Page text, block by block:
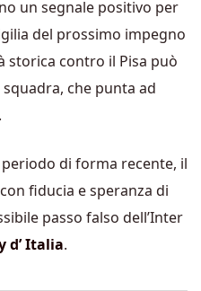
un segnale positivo per
del prossimo impegno
storica contro il Pisa può
che punta ad
di forma recente, il
fiducia e speranza di
passo falso dell’Inter
d’ Italia.